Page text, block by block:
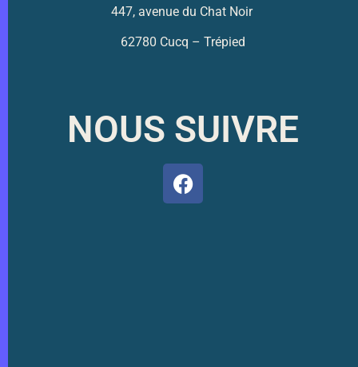
447, avenue du Chat Noir
62780 Cucq – Trépied
NOUS SUIVRE